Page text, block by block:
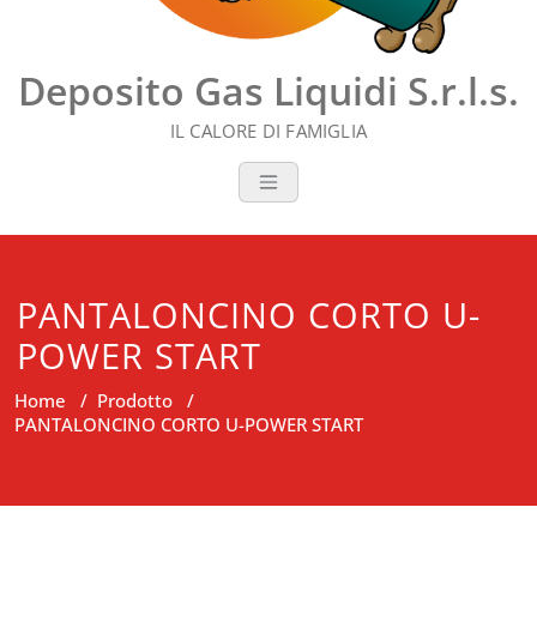
Deposito Gas Liquidi S.r.l.s.
IL CALORE DI FAMIGLIA
PANTALONCINO CORTO U-
POWER START
Home / Prodotto /
PANTALONCINO CORTO U-POWER START